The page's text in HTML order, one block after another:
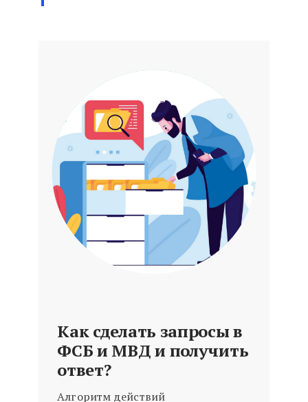
Как сделать запросы в
ФСБ и МВД и получить
ответ?
Алгоритм действий